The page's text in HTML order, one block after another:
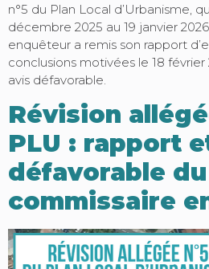
n°5 du Plan Local d’Urbanisme,
décembre 2025 au 19 janvier
enquêteur a remis son rapport
conclusions motivées le 18
avis défavorable.
Révision
PLU : rapport
défavorable du
commissaire